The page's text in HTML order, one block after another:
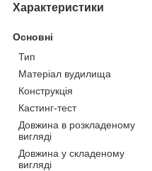
Характеристики
Основні
Тип
Матеріал вудилища
Конструкція
Кастинг-тест
Довжина в розкладеному
вигляді
Довжина у складеному
вигляді